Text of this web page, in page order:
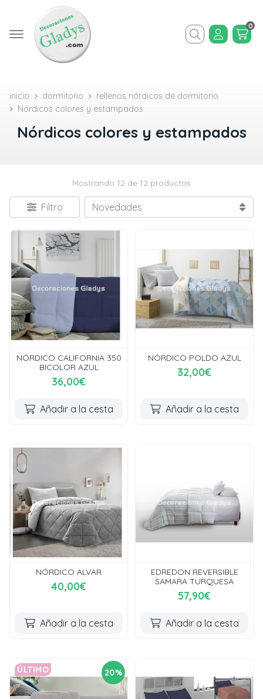
Buscar
0
inicio dormitorio
rellenos nórdicos de dormitorio
Nórdicos colores y estampados
Nórdicos colores y estampados
Mostrando 12 de 12 productos
Filtro
NÓRDICO CALIFORNIA 350
BICOLOR AZUL
36,00€
Añadir a la cesta
NÓRDICO POLDO AZUL
32,00€
Añadir a la cesta
NÓRDICO ALVAR
40,00€
Añadir a la cesta
EDREDON REVERSIBLE
SAMARA TURQUESA
57,90€
Añadir a la cesta
20%
ÚLTIMO